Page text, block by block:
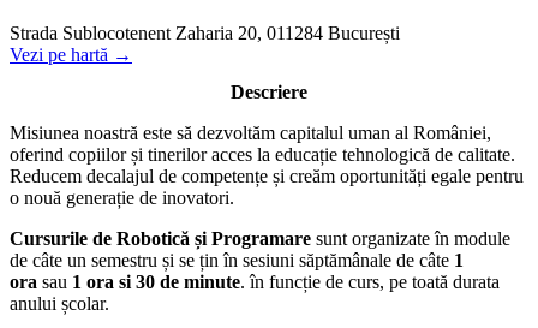
Strada Sublocotenent Zaharia 20, 011284 București
Vezi pe hartă →
Descriere
Misiunea noastră este să dezvoltăm capitalul uman al României,
oferind copiilor și tinerilor acces la educație tehnologică de calitate.
Reducem decalajul de competențe și creăm oportunități egale pentru
o nouă generație de inovatori.
Cursurile de Robotică și Programare sunt organizate în module
de câte un semestru și se țin în sesiuni săptămânale de câte 1
ora sau 1 ora si 30 de minute. în funcție de curs, pe toată durata
anului școlar.